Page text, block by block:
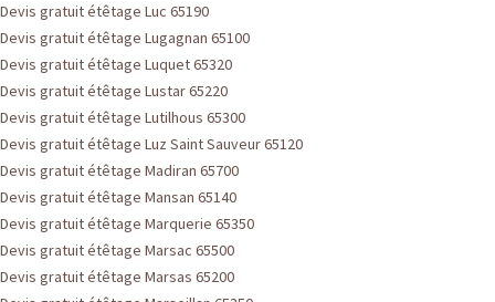
Devis gratuit étêtage Luc 65190
Devis gratuit étêtage Lugagnan 65100
Devis gratuit étêtage Luquet 65320
Devis gratuit étêtage Lustar 65220
Devis gratuit étêtage Lutilhous 65300
Devis gratuit étêtage Luz Saint Sauveur 65120
Devis gratuit étêtage Madiran 65700
Devis gratuit étêtage Mansan 65140
Devis gratuit étêtage Marquerie 65350
Devis gratuit étêtage Marsac 65500
Devis gratuit étêtage Marsas 65200